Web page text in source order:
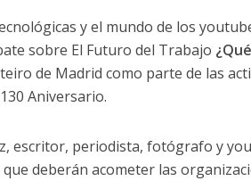
y el mundo de los
sobre El Futuro del Trabajo
de Madrid como parte de las
Aniversario.
escritor, periodista, fotógrafo y
deberán acometer las